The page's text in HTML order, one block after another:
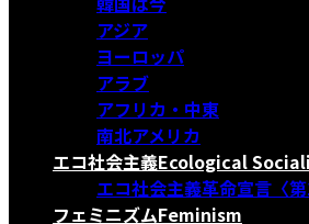
アジア
ヨーロッパ
アラブ
アフリカ・中東
南北アメリカ
エコ社会主義Ecological
エコ社会主義革命宣言〈第
フェミニズムFeminism